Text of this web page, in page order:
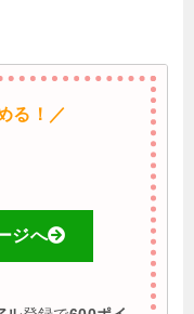
る！／
ジへ